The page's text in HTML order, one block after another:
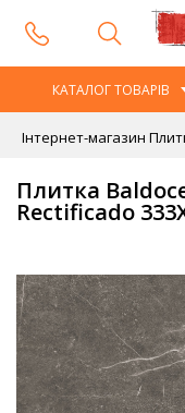
КАТАЛОГ ТОВАРІВ
Інтернет-магазин
Плитка
Rectificado